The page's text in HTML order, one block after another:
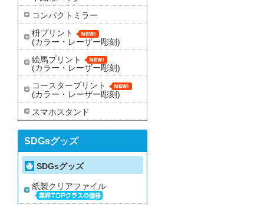
コンパクトミラー
枡プリント
(カラー・レーザー彫刻)
絵馬プリント
(カラー・レーザー彫刻)
コースタープリント
(カラー・レーザー彫刻)
スマホスタンド
SDGsグッズ
SDGsグッズ
紙製クリアファイル